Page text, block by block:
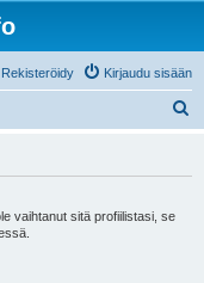
Kirjaudu sisään
Rekisteröidy
vaihtanut sitä profiilistasi, se